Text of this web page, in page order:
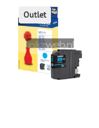
Outlet